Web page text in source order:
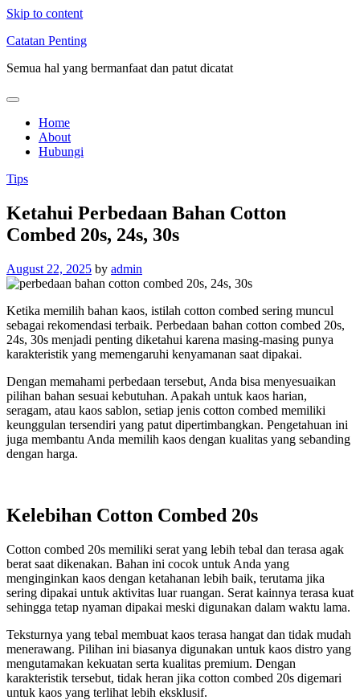
Skip to content
Catatan Penting
Semua hal yang bermanfaat dan patut dicatat
Home
About
Hubungi
Tips
Ketahui Perbedaan Bahan Cotton
Combed 20s, 24s, 30s
August 22, 2025 by admin
Ketika memilih bahan kaos, istilah cotton combed sering muncul
sebagai rekomendasi terbaik. Perbedaan bahan cotton combed 20s,
24s, 30s menjadi penting diketahui karena masing-masing punya
karakteristik yang memengaruhi kenyamanan saat dipakai.
Dengan memahami perbedaan tersebut, Anda bisa menyesuaikan
pilihan bahan sesuai kebutuhan. Apakah untuk kaos harian,
seragam, atau kaos sablon, setiap jenis cotton combed memiliki
keunggulan tersendiri yang patut dipertimbangkan. Pengetahuan ini
juga membantu Anda memilih kaos dengan kualitas yang sebanding
dengan harga.
Kelebihan Cotton Combed 20s
Cotton combed 20s memiliki serat yang lebih tebal dan terasa agak
berat saat dikenakan. Bahan ini cocok untuk Anda yang
menginginkan kaos dengan ketahanan lebih baik, terutama jika
sering dipakai untuk aktivitas luar ruangan. Serat kainnya terasa kuat
sehingga tetap nyaman dipakai meski digunakan dalam waktu lama.
Teksturnya yang tebal membuat kaos terasa hangat dan tidak mudah
menerawang. Pilihan ini biasanya digunakan untuk kaos distro yang
mengutamakan kekuatan serta kualitas premium. Dengan
karakteristik tersebut, tidak heran jika cotton combed 20s digemari
untuk kaos yang terlihat lebih eksklusif.